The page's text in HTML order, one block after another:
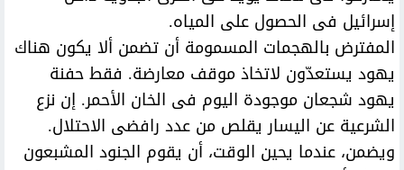
إسرائيل فى الحصول على المياه.
المفترض بالهجمات المسمومة أن تضمن ألا يكون هناك
يهود يستعدّون لاتخاذ موقف معارضة. فقط حفنة
يهود شجعان موجودة اليوم فى الخان الأحمر. إن نزع
الشرعية عن اليسار يقلص من عدد رافضى الاحتلال.
ويضمن، عندما يحين الوقت، أن يقوم الجنود المشبعون